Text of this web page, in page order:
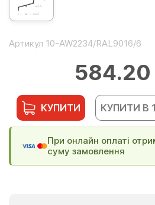
Артикул 10-AW2234/RAL9016/6
584.20
КУПИТИ КУПИТИ В
При онлайн оплаті
суму замовлення